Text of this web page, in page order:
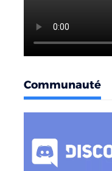
Communauté